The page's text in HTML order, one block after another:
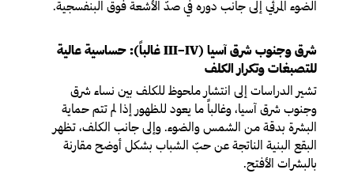
الضوء المرئي إلى جانب دوره في صدّ الأشعة فوق البنفسجية.
شرق وجنوب شرق آسيا (III–IV غالباً): حساسية عالية
للتصبغات وتكرار الكلف
تشير الدراسات إلى انتشار ملحوظ للكلف بين نساء شرق
وجنوب شرق آسيا، وغالباً ما يعود للظهور إذا لم تتم حماية
البشرة بدقة من الشمس والضوء. وإلى جانب الكلف، تظهر
البقع البنية الناتجة عن حبّ الشباب بشكل أوضح مقارنة
بالبشرات الأفتح.